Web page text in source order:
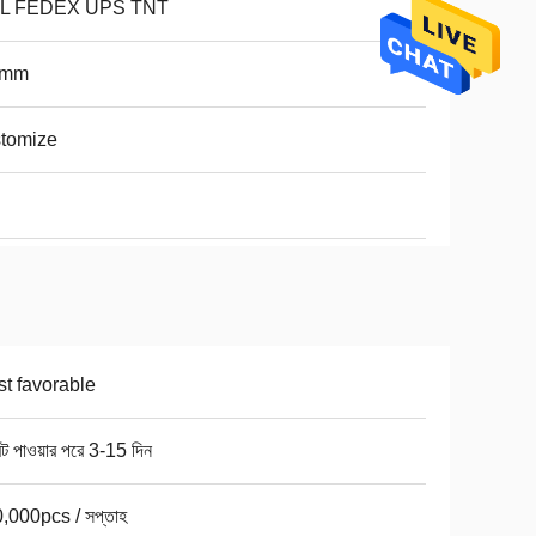
FEDEX UPS TNT
favorable
পাওয়ার পরে 3-15 দিন
/ সপ্তাহ